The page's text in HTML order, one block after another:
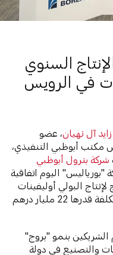
يرفع الإنتاج السنوي
في الرويس
آل نهيان، عضو
مكتب أبوظبي التنفيذي،
شركة بترول أبوظبي
اليوم اتفاقية
البولي أوليفينات
في الرويس من خلال مصنع بروج 4 بتكلفة قدرها 22 مليار درهم
بنمو "بروج"
والتصنيع في دولة